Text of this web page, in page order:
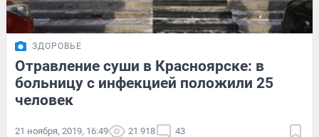
ЗДОРОВЬЕ
Отравление суши в Красноярске: в
больницу с инфекцией положили 25
человек
21 ноября, 2019, 16:49 21 918 43